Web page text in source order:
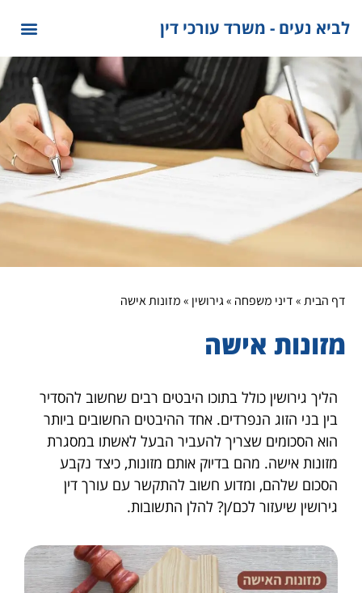
לביא נעים - משרד עורכי דין
דף הבית»דיני משפחה »גירושין »מזונות אישה
מזונות אישה
הליך גירושין כולל בתוכו היבטים רבים שחשוב להסדיר
בין בני הזוג הנפרדים. אחד ההיבטים החשובים ביותר
הוא הסכומים שצריך להעביר הבעל לאשתו במסגרת
מזונות אישה. מהם בדיוק אותם מזונות, כיצד נקבע
הסכום שלהם, ומדוע חשוב להתקשר עם עורך דין
גירושין שיעזור לכם/ן? להלן התשובות.